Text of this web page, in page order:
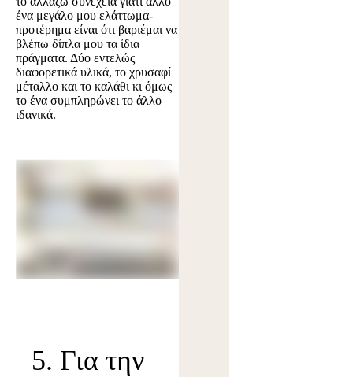
ένα μεγάλο μου ελάττωμα-
προτέρημα είναι ότι βαριέμαι να
βλέπω δίπλα μου τα ίδια
πράγματα. Δύο εντελώς
διαφορετικά υλικά, το χρυσαφί
μέταλλο και το καλάθι κι όμως
το ένα συμπληρώνει το άλλο
ιδανικά.
5. Για την